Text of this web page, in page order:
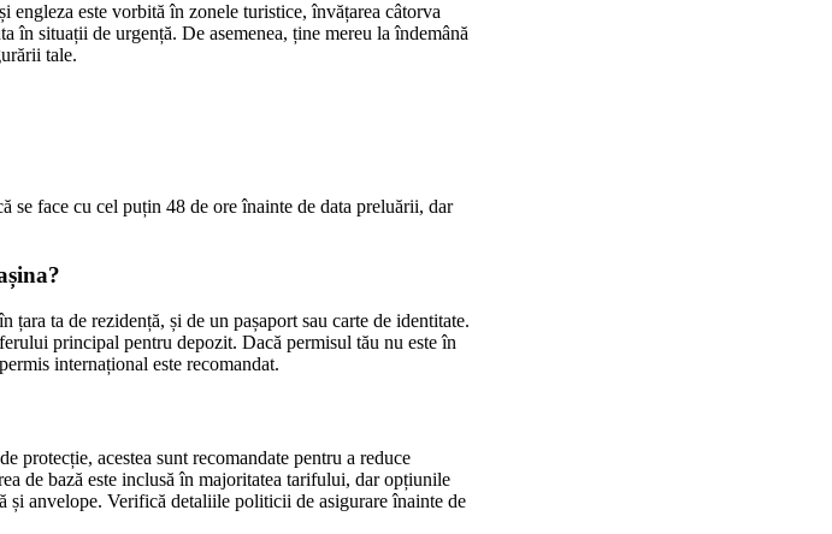
este vorbită în zonele turistice, învățarea câtorva
în situații de urgență. De asemenea, ține mereu la îndemână
tale.
se face cu cel puțin 48 de ore înainte de data preluării, dar
ta de rezidență, și de un pașaport sau carte de identitate.
principal pentru depozit. Dacă permisul tău nu este în
internațional este recomandat.
protecție, acestea sunt recomandate pentru a reduce
de bază este inclusă în majoritatea tarifului, dar opțiunile
și anvelope. Verifică detaliile politicii de asigurare înainte de